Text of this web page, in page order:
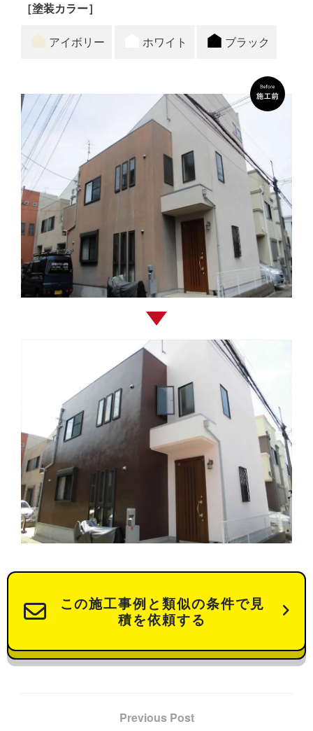
［塗装カラー］
アイボリー ホワイト ブラック
この施工事例と類似の条件で見
積を依頼する
Previous Post